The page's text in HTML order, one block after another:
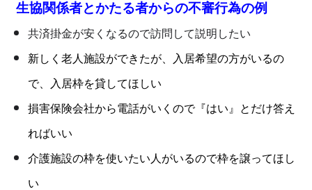
生協関係者とかたる者からの不審行為の例
共済掛金が安くなるので訪問して説明したい
新しく老人施設ができたが、入居希望の方がいるの
で、入居枠を貸してほしい
損害保険会社から電話がいくので『はい』とだけ答え
ればいい
介護施設の枠を使いたい人がいるので枠を譲ってほし
い